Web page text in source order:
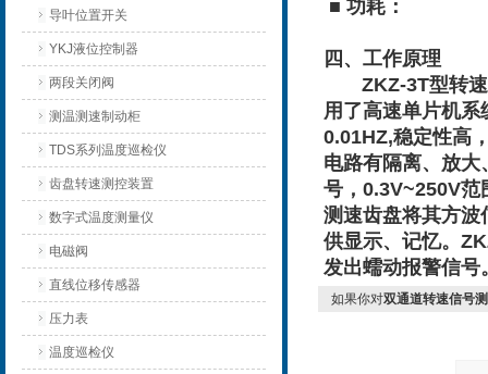
导叶位置开关
YKJ液位控制器
两段关闭阀
测温测速制动柜
TDS系列温度巡检仪
齿盘转速测控装置
数字式温度测量仪
电磁阀
直线位移传感器
压力表
温度巡检仪
■ 功耗：
四、工作原理
ZKZ-3T型转速
用了高速单片机
0.01HZ,稳定性高
电路有隔离、放
号，0.3V~250V范
测速齿盘将其方波
供显示、记忆。
发出蠕动报警信号
如果你对双通道转速信号